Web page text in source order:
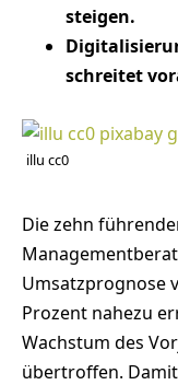
steigen.
schreitet
illu cc0
Die zehn
Umsatzprognose
Prozent nahezu
Wachstum des
übertroffen.